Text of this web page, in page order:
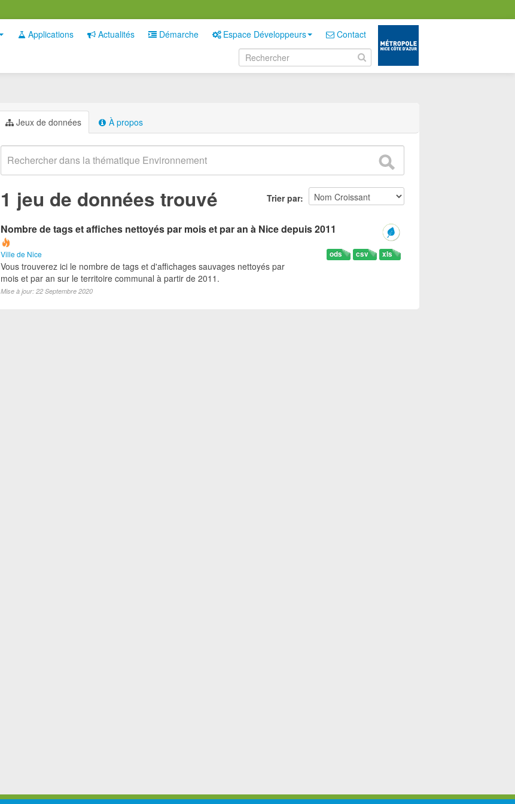
Applications Actualités Démarche Espace Développeurs Contact
Jeux de données À propos
Trier par
1 jeu de données trouvé
Nombre de tags et affiches nettoyés par mois et par an à Nice depuis 2011
Ville de Nice xls
csv
ods
Vous trouverez ici le nombre de tags et d'affichages sauvages nettoyés par
mois et par an sur le territoire communal à partir de 2011.
Mise à jour: 22 Septembre 2020